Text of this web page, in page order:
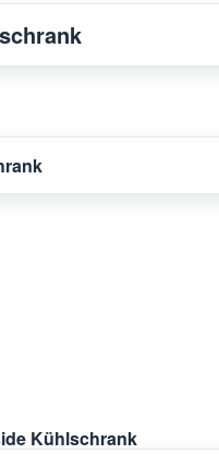
Kühlschrank